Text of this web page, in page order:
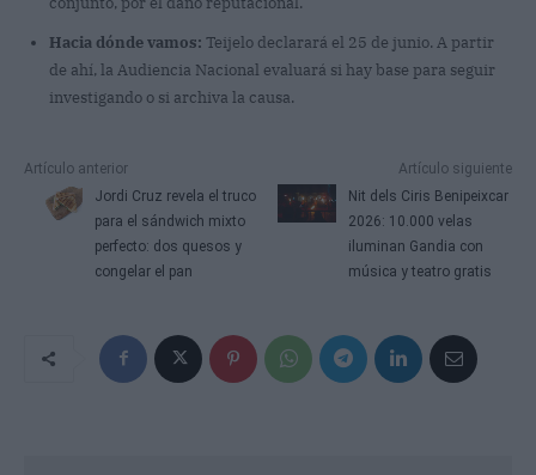
Hacia dónde vamos: Teijelo declarará el 25 de junio. A partir
de ahí, la Audiencia Nacional evaluará si hay base para seguir
investigando o si archiva la causa.
Artículo anterior
Jordi Cruz revela el truco
para el sándwich mixto
perfecto: dos quesos y
congelar el pan
Artículo siguiente
Nit dels Ciris Benipeixcar
2026: 10.000 velas
iluminan Gandia con
música y teatro gratis